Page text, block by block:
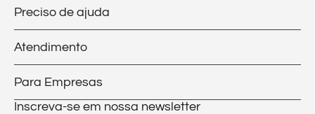
Preciso de ajuda
Atendimento
Para Empresas
Inscreva-se em nossa newsletter